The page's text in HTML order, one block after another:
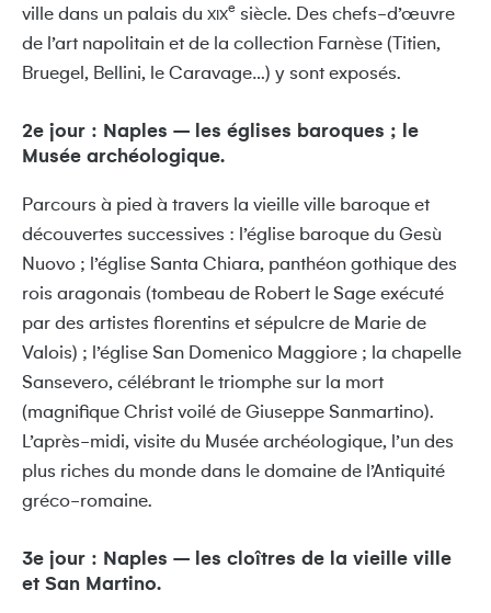
ville dans un palais du XIXe siècle. Des chefs-d’œuvre
de l’art napolitain et de la collection Farnèse (Titien,
Bruegel, Bellini, le Caravage…) y sont exposés.
2e jour : Naples – les églises baroques ; le
Musée archéologique.
Parcours à pied à travers la vieille ville baroque et
découvertes successives : l’église baroque du Gesù
Nuovo ; l’église Santa Chiara, panthéon gothique des
rois aragonais (tombeau de Robert le Sage exécuté
par des artistes florentins et sépulcre de Marie de
Valois) ; l’église San Domenico Maggiore ; la chapelle
Sansevero, célébrant le triomphe sur la mort
(magnifique Christ voilé de Giuseppe Sanmartino).
L’après-midi, visite du Musée archéologique, l’un des
plus riches du monde dans le domaine de l’Antiquité
gréco-romaine.
3e jour : Naples – les cloîtres de la vieille ville
et San Martino.